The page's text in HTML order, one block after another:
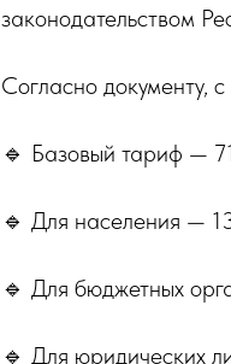
законодательством
Согласно документу,
🔹 Базовый тариф —
🔹 Для населения —
🔹 Для бюджетных
🔹 Для юридических